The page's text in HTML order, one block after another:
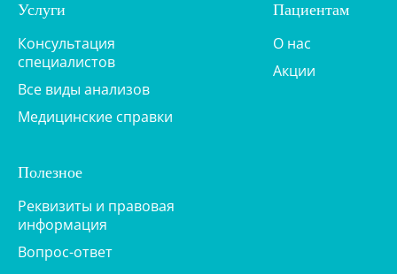
Услуги
Консультация
специалистов
Все виды анализов
Медицинские справки
Пациентам
О нас
Акции
Полезное
Реквизиты и правовая
информация
Вопрос-ответ